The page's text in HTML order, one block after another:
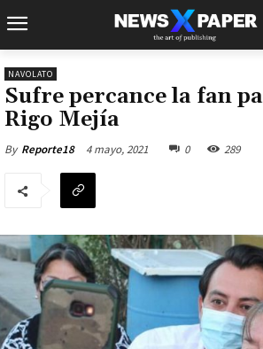
NAVOLATO
Sufre percance la fan
Rigo Mejía
By Reporte18 4 mayo, 2021 0 289